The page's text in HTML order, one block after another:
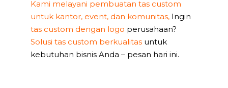
Kami melayani pembuatan tas custom
untuk kantor, event, dan komunitas, Ingin
tas custom dengan logo perusahaan?
Solusi tas custom berkualitas untuk
kebutuhan bisnis Anda – pesan hari ini.